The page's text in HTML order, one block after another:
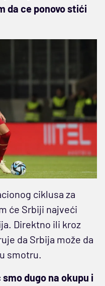
da ce ponovo stići
ciklusa za
će Srbiji najveći
Direktno ili kroz
da Srbija može da
smotru.
dugo na okupu i